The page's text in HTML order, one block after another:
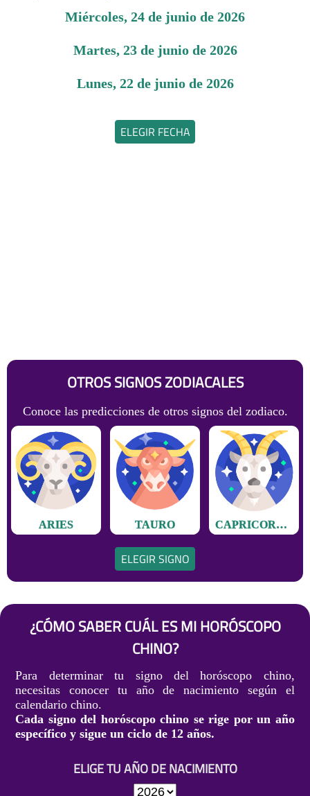
miércoles, 24 de junio de 2026
martes, 23 de junio de 2026
lunes, 22 de junio de 2026
ELEGIR FECHA
OTROS SIGNOS ZODIACALES
Conoce las predicciones de otros signos del zodiaco.
ARIES TAURO CAPRICORNIO
ELEGIR SIGNO
¿CÓMO SABER CUÁL ES MI HORÓSCOPO
CHINO?
Para determinar tu signo del horóscopo chino,
necesitas conocer tu año de nacimiento según el
calendario chino.
Cada signo del horóscopo chino se rige por un año
específico y sigue un ciclo de 12 años.
ELIGE TU AÑO DE NACIMIENTO